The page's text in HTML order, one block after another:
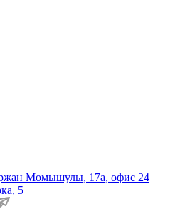
Момышулы, 17а, офис 24
5